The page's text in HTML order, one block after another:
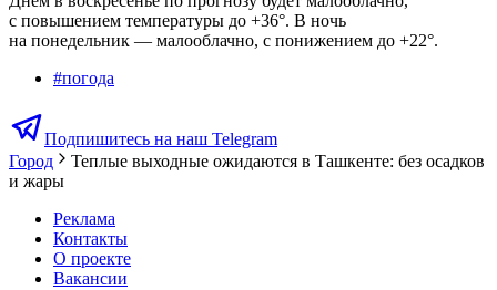
с повышением температуры до +36°. В ночь
на понедельник — малооблачно, с понижением до +22°.
#погода
Подпишитесь на наш Telegram
Город
Теплые выходные ожидаются в Ташкенте: без осадков
и жары
Реклама
Контакты
О проекте
Вакансии